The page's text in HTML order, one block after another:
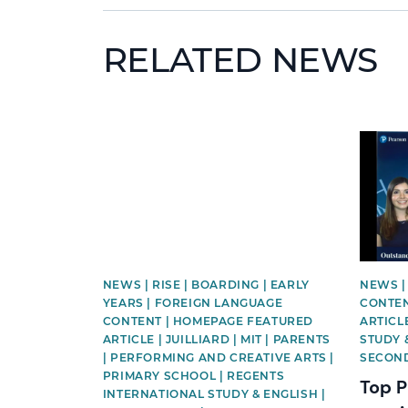
RELATED NEWS
NEWS | RISE | BOARDING | EARLY
YEARS | FOREIGN LANGUAGE
CONTENT | HOMEPAGE FEATURED
ARTICLE | JUILLIARD | MIT | PARENTS
| PERFORMING AND CREATIVE ARTS |
PRIMARY SCHOOL | REGENTS
INTERNATIONAL STUDY & ENGLISH |
News
NEWS |
STUDY
Top